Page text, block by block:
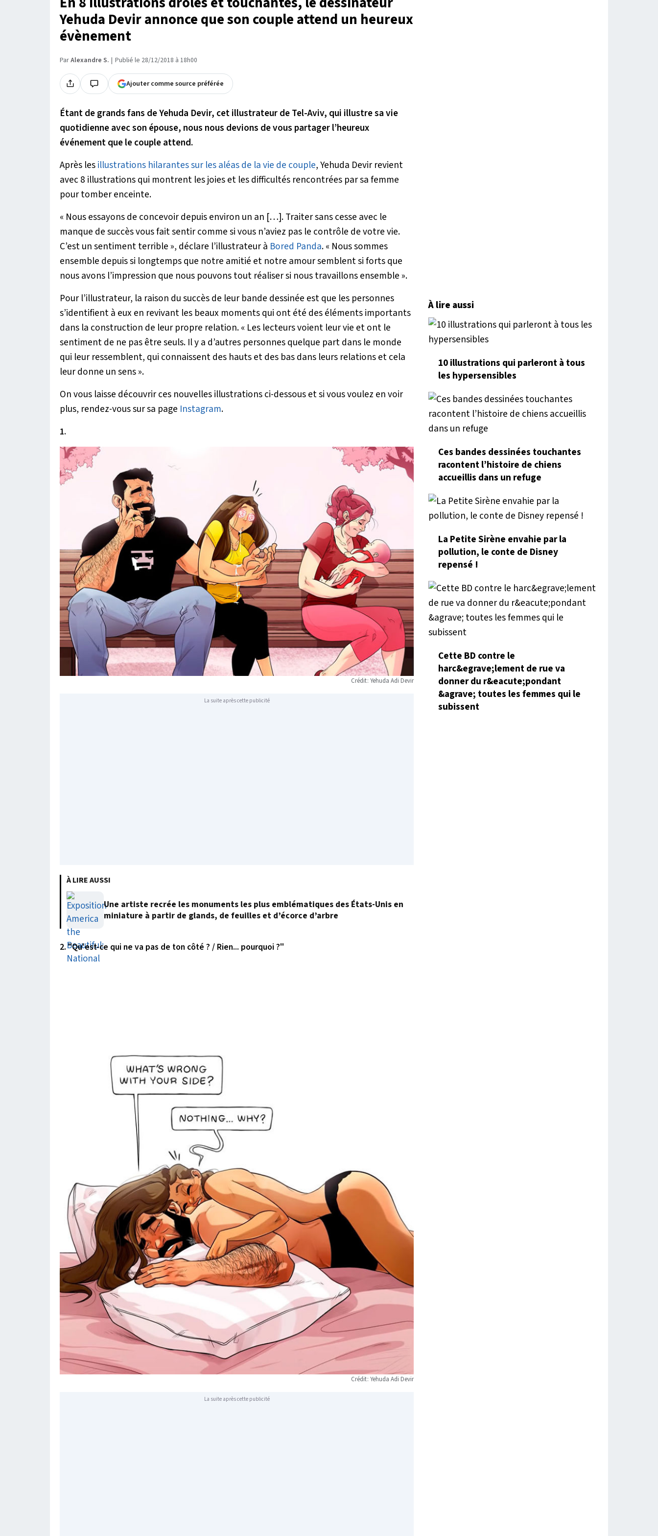
Yehuda Devir annonce que son couple attend un heureux
évènement
ParAlexandre S. Publié le 28/12/2018 à 18h00
Ajouter comme source préférée
Étant de grands fans de Yehuda Devir, cet illustrateur de Tel-Aviv, qui illustre sa vie
quotidienne avec son épouse, nous nous devions de vous partager l’heureux
événement que le couple attend.
Après lesillustrations hilarantes sur les aléas de la vie de couple, Yehuda Devir revient
avec 8 illustrations qui montrent les joies et les difficultés rencontrées par sa femme
pour tomber enceinte.
« Nous essayons de concevoir depuis environ un an […]. Traiter sans cesse avec le
manque de succès vous fait sentir comme si vous n’aviez pas le contrôle de votre vie.
C’est un sentiment terrible », déclare l’illustrateur à Bored Panda.« Nous sommes
ensemble depuis si longtemps que notre amitié et notre amour semblent si forts que
nous avons l’impression que nous pouvons tout réaliser si nous travaillons ensemble ».
Pour l’illustrateur, la raison du succès de leur bande dessinée est que les personnes
s’identifient à eux en revivant les beaux moments qui ont été des éléments importants
dans la construction de leur propre relation.« Les lecteurs voient leur vie et ont le
sentiment de ne pas être seuls. Il y a d’autres personnes quelque part dans le monde
qui leur ressemblent, qui connaissent des hauts et des bas dans leurs relations et cela
leur donne un sens ».
On vous laisse découvrir ces nouvelles illustrations ci-dessous et si vous voulez en voir
plus, rendez-vous sur sa page Instagram.
1.
Crédit : Yehuda Adi Devir
La suite après cette publicité
À LIRE AUSSI
Une artiste recrée les monuments les plus emblématiques des États-Unis en
miniature à partir de glands, de feuilles et d’écorce d’arbre
2. "Qu'est-ce qui ne va pas de ton côté ? / Rien... pourquoi ?"
Crédit : Yehuda Adi Devir
La suite après cette publicité
À lire aussi
10 illustrations qui parleront à tous
les hypersensibles
Ces bandes dessinées touchantes
racontent l’histoire de chiens
accueillis dans un refuge
La Petite Sirène envahie par la
pollution, le conte de Disney
repensé !
Cette BD contre le
harc&egrave;lement de rue va
donner du r&eacute;pondant
&agrave; toutes les femmes qui le
subissent